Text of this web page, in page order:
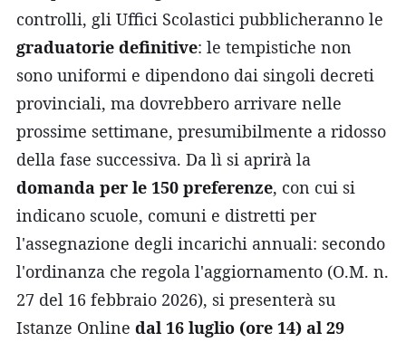
controlli, gli Uffici Scolastici pubblicheranno le
graduatorie definitive: le tempistiche non
sono uniformi e dipendono dai singoli decreti
provinciali, ma dovrebbero arrivare nelle
prossime settimane, presumibilmente a ridosso
della fase successiva. Da lì si aprirà la
domanda per le 150 preferenze, con cui si
indicano scuole, comuni e distretti per
l'assegnazione degli incarichi annuali: secondo
l'ordinanza che regola l'aggiornamento (O.M. n.
27 del 16 febbraio 2026), si presenterà su
Istanze Online dal 16 luglio (ore 14) al 29